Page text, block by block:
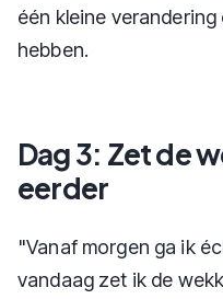
één kleine
hebben.
Dag 3: Zet de
eerder
"Vanaf morgen ga ik
vandaag zet ik de